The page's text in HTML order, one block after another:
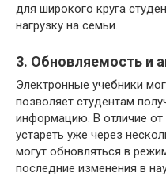
для широкого круга
нагрузку на семьи.
3. Обновляемость и
Электронные учебники
позволяет студентам
информацию. В отличие от
устареть уже через
могут обновляться в
последние изменения в